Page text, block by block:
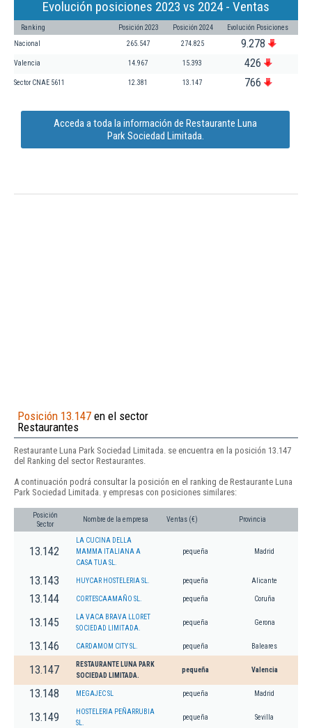
Evolución posiciones 2023 vs 2024 - Ventas
Ranking Posición 2023 Posición 2024 Evolución Posiciones
Nacional 265.547 274.825 9.278
Valencia 14.967 15.393 426
Sector CNAE 5611 12.381 13.147 766
Acceda a toda la información de Restaurante Luna
Park Sociedad Limitada.
Posición 13.147 en el sector
Restaurantes
Restaurante Luna Park Sociedad Limitada. se encuentra en la posición 13.147
del Ranking del sector Restaurantes.
A continuación podrá consultar la posición en el ranking de Restaurante Luna
Park Sociedad Limitada. y empresas con posiciones similares:
Posición
Sector
Nombre de la empresa Ventas (€) Provincia
13.142
LA CUCINA DELLA
MAMMA ITALIANA A
CASA TUA SL.
pequeña Madrid
13.143 HUYCAR HOSTELERIA SL. pequeña Alicante
13.144 CORTESCAAMAÑO SL. pequeña Coruña
13.145
LA VACA BRAVA LLORET
SOCIEDAD LIMITADA.
pequeña Gerona
13.146 CARDAMOM CITY SL. pequeña Baleares
13.147
RESTAURANTE LUNA PARK
SOCIEDAD LIMITADA.
pequeña Valencia
13.148 MEGAJEC SL pequeña Madrid
13.149
HOSTELERIA PEÑARRUBIA
SL.
pequeña Sevilla